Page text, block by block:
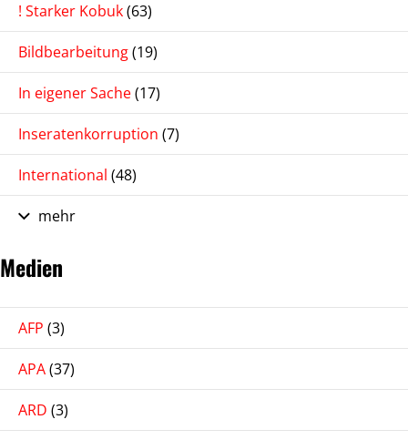
! Starker Kobuk(63)
Bildbearbeitung(19)
In eigener Sache(17)
Inseratenkorruption (7)
International (48)
mehr
Medien
AFP (3)
APA(37)
ARD (3)